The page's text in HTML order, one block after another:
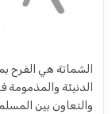
الشماتة هي
الدنيئة والمذمومة
والتعاون بين